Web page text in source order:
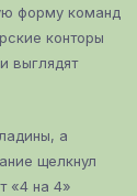
форму команд
конторы
выглядят
а
щелкнул
«4 на 4»